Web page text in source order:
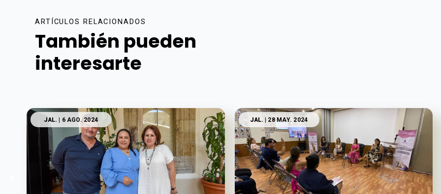
ARTÍCULOS RELACIONADOS
También pueden
interesarte
JAL. | 6 AGO. 2024 JAL. | 28 MAY. 2024